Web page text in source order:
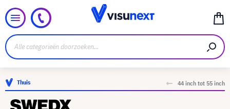
Thuis 44 inch tot 55 inch